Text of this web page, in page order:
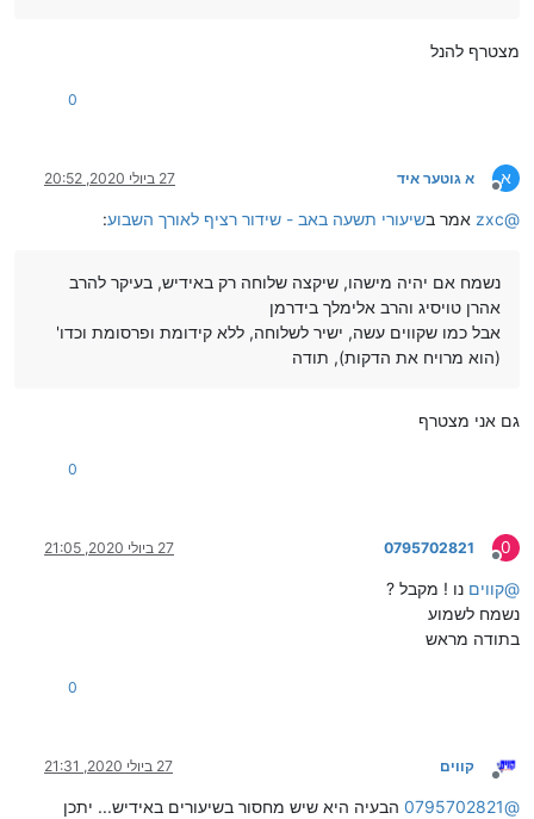
מצטרף להנל
0
א
מנותק
א גוטער איד 27 ביולי 2020, 20:52
@
zxc אמר בשיעורי תשעה באב - שידור רציף לאורך השבוע:
נשמח אם יהיה מישהו, שיקצה שלוחה רק באידיש, בעיקר להרב
אהרן טויסיג והרב אלימלך בידרמן
אבל כמו שקווים עשה, ישיר לשלוחה, ללא קידומת ופרסומת וכדו'
(הוא מרויח את הדקות), תודה
גם אני מצטרף
0
0
מנותק
0795702821 27 ביולי 2020, 21:05
@קווים נו ! מקבל ?
נשמח לשמוע
בתודה מראש
0
מנותק
קווים 27 ביולי 2020, 21:31
@
0795702821 הבעיה היא שיש מחסור בשיעורים באידיש... יתכן